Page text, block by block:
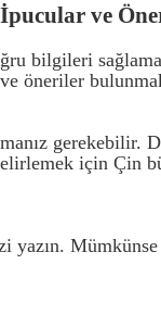
ve
bilgileri
öneriler
gerekebilir.
için Çin